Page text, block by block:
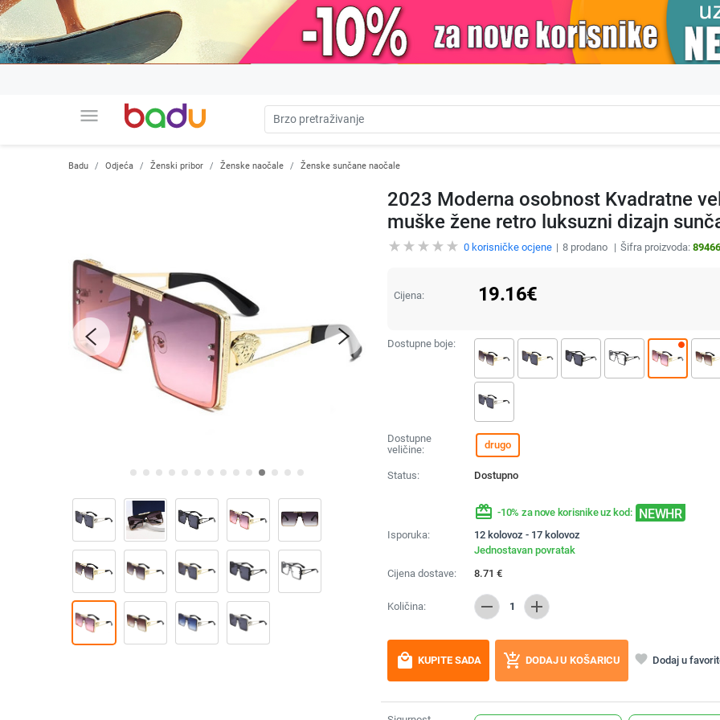
menu
Badu Odjeća Ženski pribor Ženske naočale Ženske sunčane naočale
2023 Moderna osobnost Kvadratne
muške žene retro luksuzni dizajn
0korisničke ocjene 8prodano Šifra proizvoda:
Cijena: 19.16€
Dostupne boje:
Dostupne
veličine:
drugo
Status: Dostupno
redeem -10% za nove korisnike uz kod: NEWHR
Isporuka:
12 kolovoz - 17 kolovoz
Jednostavan povratak
Cijena dostave:
8.71 €
Količina: remove 1 add
local_mall KUPITE SADA add_shopping_cart DODAJ U KOŠARICU favorite Dodaj u